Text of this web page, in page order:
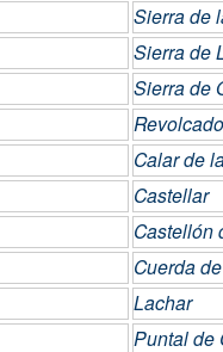
Sierra de
Sierra de
Sierra de
Calar de
Castellar
Castellón
Cuerda
Lachar
Puntal de